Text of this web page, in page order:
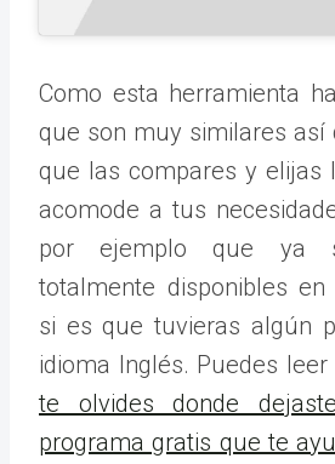
Como esta herramienta
que son muy similares así
que las compares y elijas
acomode a tus
por ejemplo que ya
totalmente disponibles en
si es que tuvieras algún
idioma Inglés. Puedes
te olvides donde
programa gratis que te